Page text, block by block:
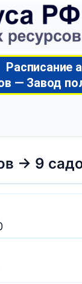
Расписание
— Завод
→ 9